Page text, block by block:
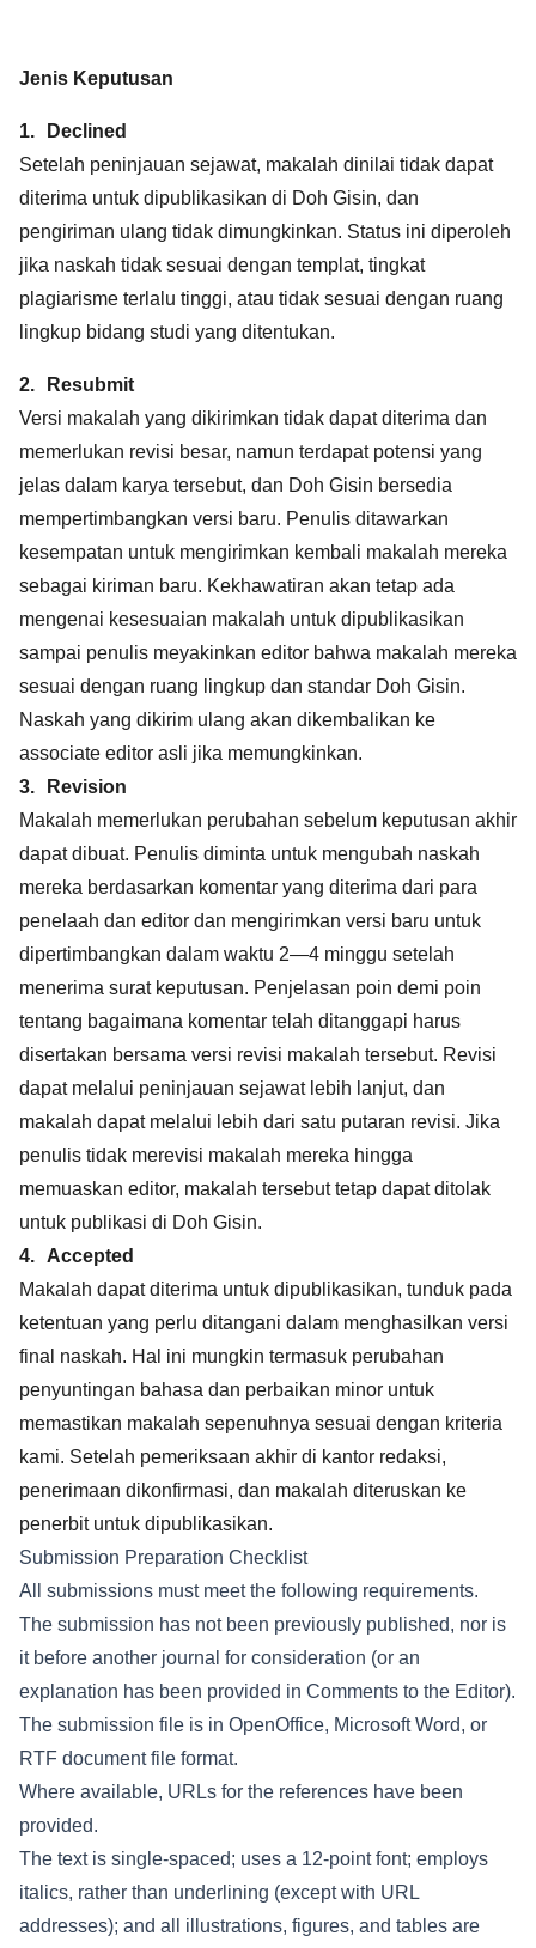
Jenis Keputusan
1.
Declined
Setelah peninjauan sejawat, makalah dinilai tidak dapat
diterima untuk dipublikasikan di Doh Gisin, dan
pengiriman ulang tidak dimungkinkan. Status ini diperoleh
jika naskah tidak sesuai dengan templat, tingkat
plagiarisme terlalu tinggi, atau tidak sesuai dengan ruang
lingkup bidang studi yang ditentukan.
2.
Resubmit
Versi makalah yang dikirimkan tidak dapat diterima dan
memerlukan revisi besar, namun terdapat potensi yang
jelas dalam karya tersebut, dan Doh Gisin bersedia
mempertimbangkan versi baru. Penulis ditawarkan
kesempatan untuk mengirimkan kembali makalah mereka
sebagai kiriman baru. Kekhawatiran akan tetap ada
mengenai kesesuaian makalah untuk dipublikasikan
sampai penulis meyakinkan editor bahwa makalah mereka
sesuai dengan ruang lingkup dan standar Doh Gisin.
Naskah yang dikirim ulang akan dikembalikan ke
associate editor asli jika memungkinkan.
3.
Revision
Makalah memerlukan perubahan sebelum keputusan akhir
dapat dibuat. Penulis diminta untuk mengubah naskah
mereka berdasarkan komentar yang diterima dari para
penelaah dan editor dan mengirimkan versi baru untuk
dipertimbangkan dalam waktu 2—4 minggu setelah
menerima surat keputusan. Penjelasan poin demi poin
tentang bagaimana komentar telah ditanggapi harus
disertakan bersama versi revisi makalah tersebut. Revisi
dapat melalui peninjauan sejawat lebih lanjut, dan
makalah dapat melalui lebih dari satu putaran revisi. Jika
penulis tidak merevisi makalah mereka hingga
memuaskan editor, makalah tersebut tetap dapat ditolak
untuk publikasi di Doh Gisin.
4.
Accepted
Makalah dapat diterima untuk dipublikasikan, tunduk pada
ketentuan yang perlu ditangani dalam menghasilkan versi
final naskah. Hal ini mungkin termasuk perubahan
penyuntingan bahasa dan perbaikan minor untuk
memastikan makalah sepenuhnya sesuai dengan kriteria
kami. Setelah pemeriksaan akhir di kantor redaksi,
penerimaan dikonfirmasi, dan makalah diteruskan ke
penerbit untuk dipublikasikan.
Submission Preparation Checklist
All submissions must meet the following requirements.
The submission has not been previously published, nor is
it before another journal for consideration (or an
explanation has been provided in Comments to the Editor).
The submission file is in OpenOffice, Microsoft Word, or
RTF document file format.
Where available, URLs for the references have been
provided.
The text is single-spaced; uses a 12-point font; employs
italics, rather than underlining (except with URL
addresses); and all illustrations, figures, and tables are